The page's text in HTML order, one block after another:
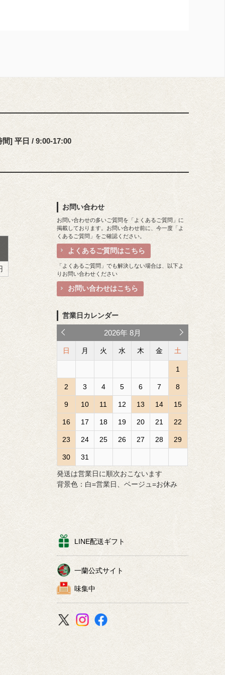
間] 平日 / 9:00-17:00
お問い合わせ
お問い合わせの多いご質問を「よくあるご質問」に
掲載しております。お問い合わせ前に、今一度「よ
くあるご質問」をご確認ください。
よくあるご質問はこちら
「よくあるご質問」でも解決しない場合は、以下よ
りお問い合わせください
お問い合わせはこちら
営業日カレンダー
2026年 8月
日 月 火 水 木 金 土
1
2 3 4 5 6 7 8
9 10 11 12 13 14 15
16 17 18 19 20 21 22
23 24 25 26 27 28 29
30 31
発送は営業日に順次おこないます
背景色：白=営業日、ベージュ=お休み
LINE配送ギフト
一蘭公式サイト
味集中